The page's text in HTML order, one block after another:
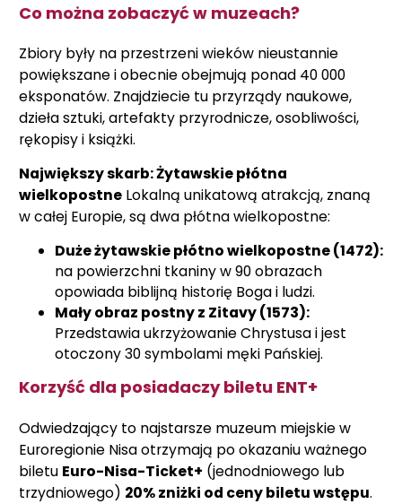
Co można zobaczyć w muzeach?
Zbiory były na przestrzeni wieków nieustannie
powiększane i obecnie obejmują ponad 40 000
eksponatów. Znajdziecie tu przyrządy naukowe,
dzieła sztuki, artefakty przyrodnicze, osobliwości,
rękopisy i książki.
Największy skarb: Żytawskie płótna
wielkopostne Lokalną unikatową atrakcją, znaną
w całej Europie, są dwa płótna wielkopostne:
Duże żytawskie płótno wielkopostne (1472):
na powierzchni tkaniny w 90 obrazach
opowiada biblijną historię Boga i ludzi.
Mały obraz postny z Zitavy (1573):
Przedstawia ukrzyżowanie Chrystusa i jest
otoczony 30 symbolami męki Pańskiej.
Korzyść dla posiadaczy biletu ENT+
Odwiedzający to najstarsze muzeum miejskie w
Euroregionie Nisa otrzymają po okazaniu ważnego
biletu Euro-Nisa-Ticket+ (jednodniowego lub
trzydniowego) 20% zniżki od ceny biletu wstępu.